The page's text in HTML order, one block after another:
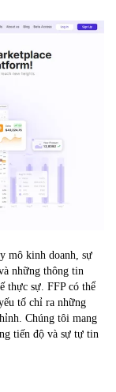
mô kinh doanh, sự
những thông tin
thực sự. FFP có thể
tố chỉ ra những
Chúng tôi mang
tiến độ và sự tự tin